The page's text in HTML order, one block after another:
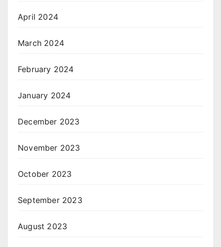
April 2024
March 2024
February 2024
January 2024
December 2023
November 2023
October 2023
September 2023
August 2023